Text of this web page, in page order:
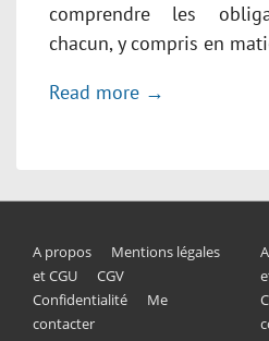
comprendre les
chacun, y compris en
Read more →
Menu
du
A propos
Mentions légales
et CGU
CGV
Confidentialité
Me
contacter